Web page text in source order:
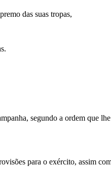
das suas tropas,
segundo a ordem que
para o exército, assim